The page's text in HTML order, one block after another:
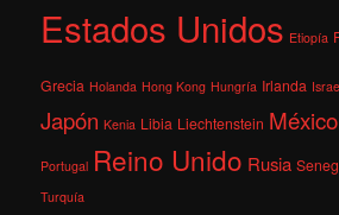
Estados Unidos Etiopía
Grecia Holanda Hong Kong Hungría Irlanda
Japón Kenia Libia Liechtenstein México
Portugal Reino Unido Rusia
Turquía